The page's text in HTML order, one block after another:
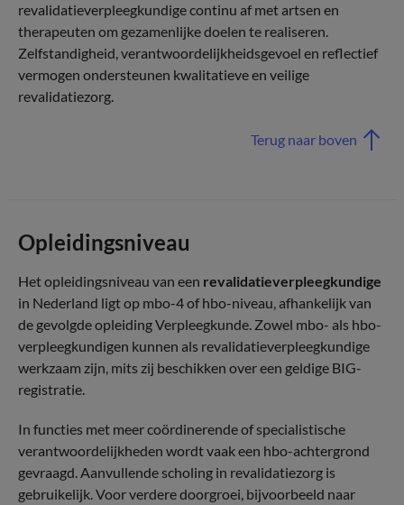
revalidatieverpleegkundige continu af met artsen en
therapeuten om gezamenlijke doelen te realiseren.
Zelfstandigheid, verantwoordelijkheidsgevoel en reflectief
vermogen ondersteunen kwalitatieve en veilige
revalidatiezorg.
Terug naar boven
Opleidingsniveau
Het opleidingsniveau van een revalidatieverpleegkundige
in Nederland ligt op mbo-4 of hbo-niveau, afhankelijk van
de gevolgde opleiding Verpleegkunde. Zowel mbo- als hbo-
verpleegkundigen kunnen als revalidatieverpleegkundige
werkzaam zijn, mits zij beschikken over een geldige BIG-
registratie.
In functies met meer coördinerende of specialistische
verantwoordelijkheden wordt vaak een hbo-achtergrond
gevraagd. Aanvullende scholing in revalidatiezorg is
gebruikelijk. Voor verdere doorgroei, bijvoorbeeld naar